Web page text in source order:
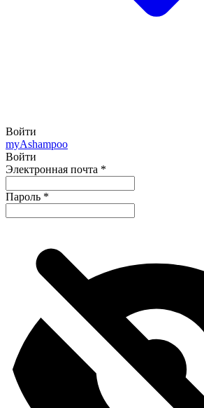
Войти
myAshampoo
Войти
Электронная почта *
Пароль *